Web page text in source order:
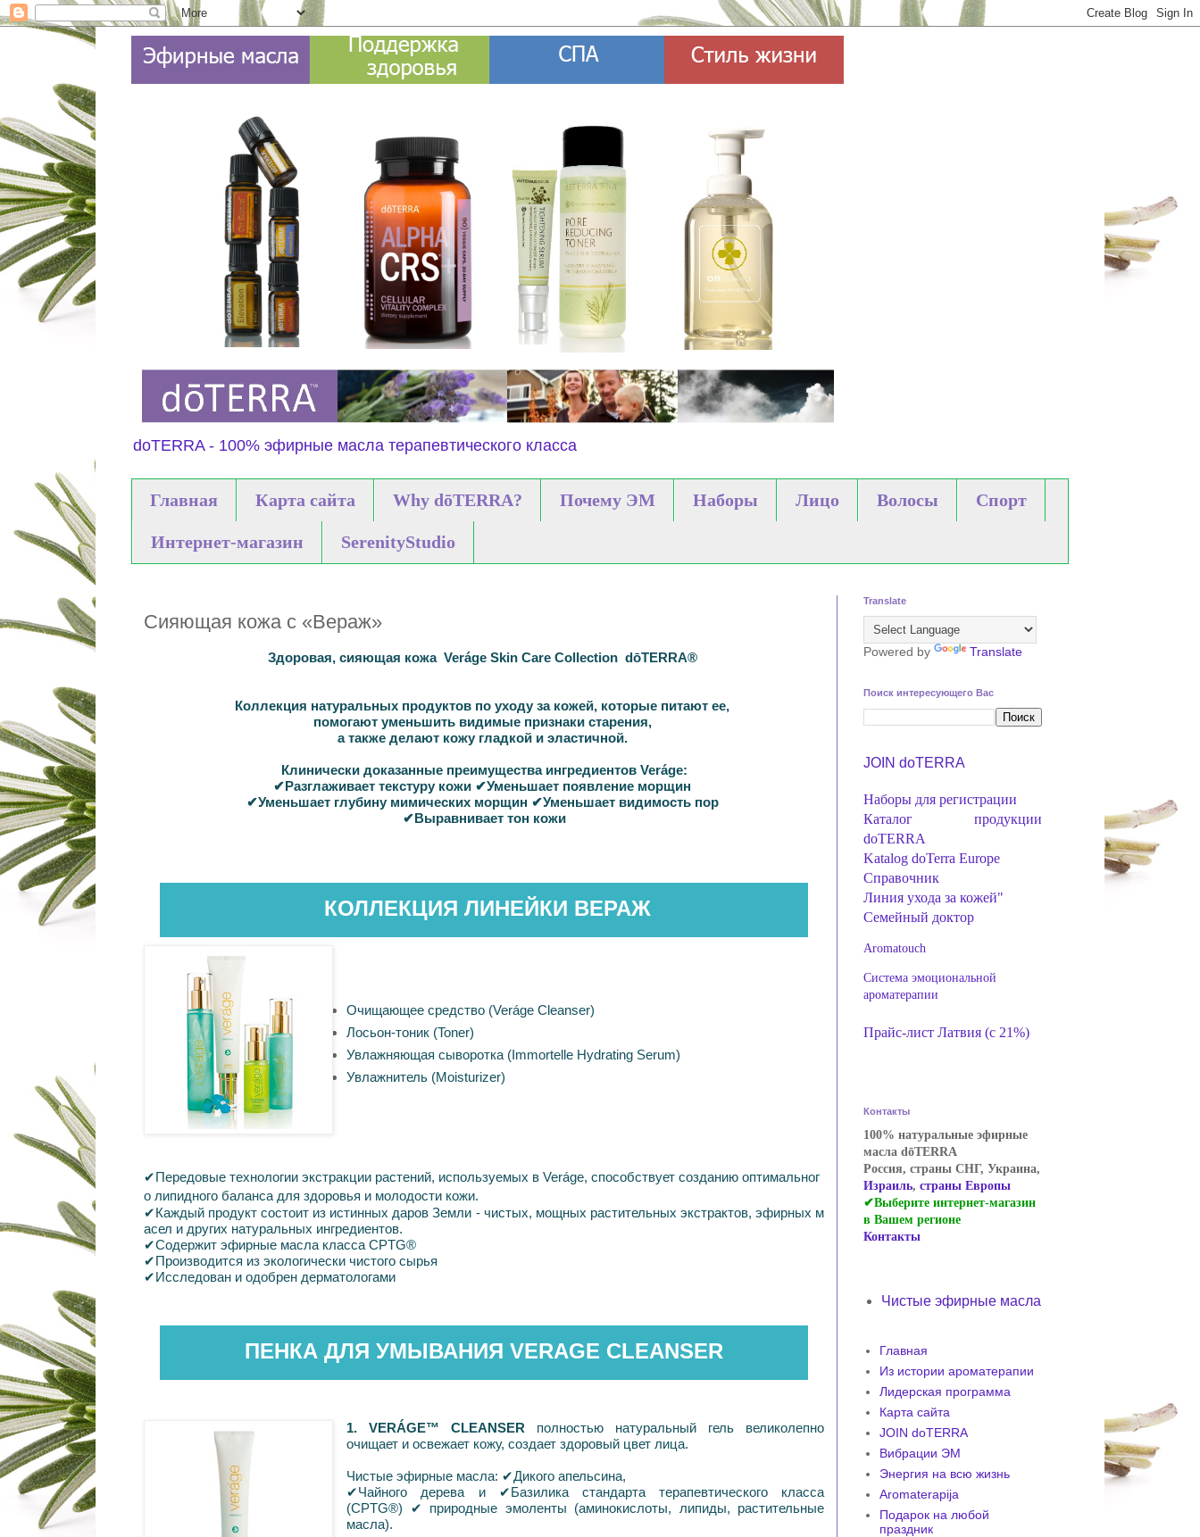
doTERRA - 100% эфирные масла терапевтического класса
Главная Карта сайта Why dōTERRA? Почему ЭМ Наборы Лицо Волосы Спорт
Интернет-магазин SerenityStudio
Сияющая кожа с «Вераж»
Здоровая, сияющая кожа Veráge Skin Care Collection dōTERRA®
Коллекция натуральных продуктов по уходу за кожей, которые питают ее,
помогают уменьшить видимые признаки старения,
а также делают кожу гладкой и эластичной.
Клинически доказанные преимущества ингредиентов Veráge:
✔Разглаживает текстуру кожи ✔Уменьшает появление морщин
✔Уменьшает глубину мимических морщин ✔Уменьшает видимость пор
✔Выравнивает тон кожи
КОЛЛЕКЦИЯ ЛИНЕЙКИ ВЕРАЖ
Очищающее средство (Veráge Cleanser)
Лосьон-тоник (Toner)
Увлажняющая сыворотка (Immortelle Hydrating Serum)
Увлажнитель (Moisturizer)
✔Передовые технологии экстракции растений, используемых в Veráge, способствует созданию оптимальног
о липидного баланса для здоровья и молодости кожи.
✔Каждый продукт состоит из истинных даров Земли - чистых, мощных растительных экстрактов, эфирных м
асел и других натуральных ингредиентов.
✔Содержит эфирные масла класса CPTG®
✔Производится из экологически чистого сырья
✔Исследован и одобрен дерматологами
ПЕНКА ДЛЯ УМЫВАНИЯ VERAGE CLEANSER
1. VERÁGE™ CLEANSER полностью натуральный гель великолепно
очищает и освежает кожу, создает здоровый цвет лица.
Чистые эфирные масла: ✔Дикого апельсина,
✔Чайного дерева и ✔Базилика стандарта терапевтического класса
(CPTG®) ✔ природные эмоленты (аминокислоты, липиды, растительные
масла).
Translate
Powered by Translate
Поиск интересующего Вас
JOIN ​​doTERRA
Наборы для регистрации
Каталог продукции
doTERRA
Katalog doTerra Europe
Справочник
Линия ухода за кожей"
Семейный доктор
Aromatouch
Система эмоциональной
ароматерапии
Прайс-лист Латвия (с 21%)
Контакты
100% натуральные эфирные
масла dōTERRA
Россия, страны СНГ, Украина,
Израиль, страны Европы
✔Выберите интернет-магазин
в Вашем регионе
Контакты
Чистые эфирные масла
Главная
Из истории ароматерапии
Лидерская программа
Карта сайта
JOIN ​​doTERRA
Вибрации ЭМ
Энергия на всю жизнь
Aromaterapija
Подарок на любой
праздник